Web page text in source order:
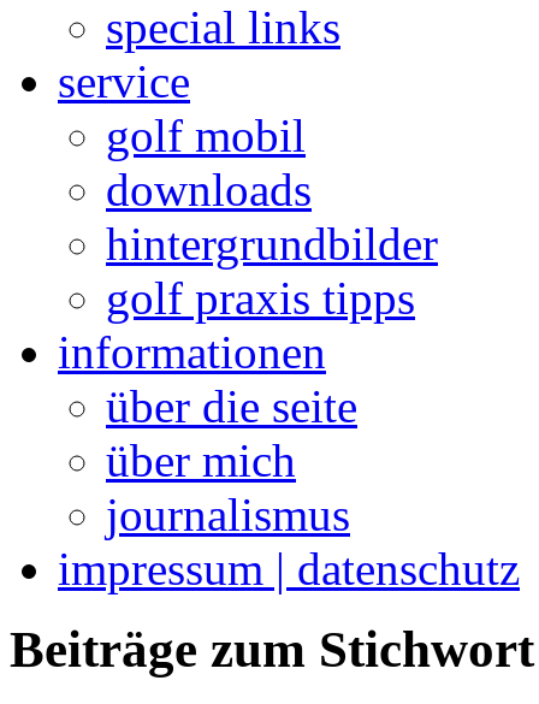
special links
service
golf mobil
downloads
hintergrundbilder
golf praxis tipps
informationen
über die seite
über mich
journalismus
impressum | datenschutz
Beiträge zum Stichwort